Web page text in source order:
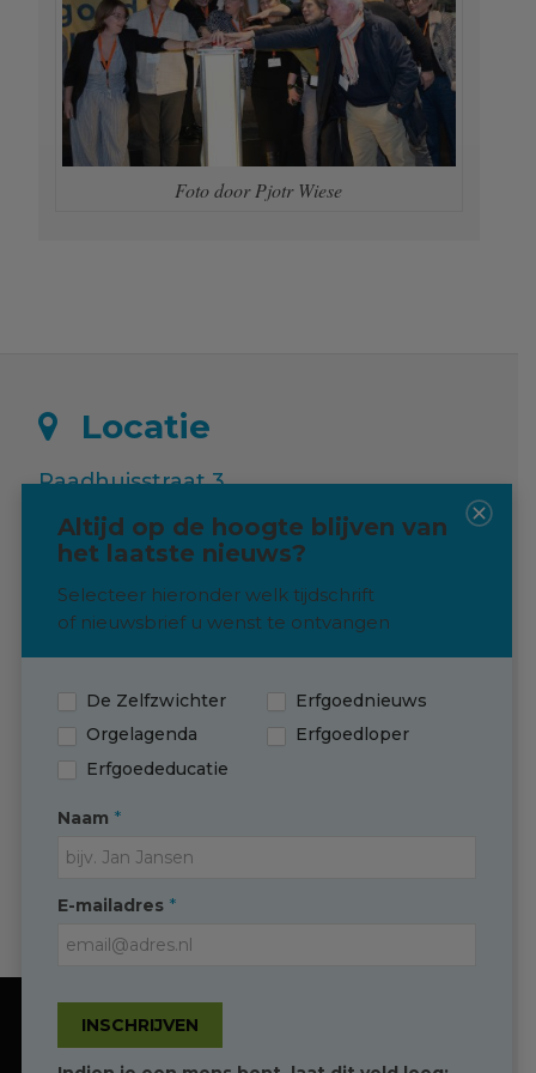
Onze website gebruikt cookies om de
Foto door Pjotr Wiese
Locatie
Raadhuisstraat 3
Langskomen? Dat kan!
Neem via de knop hieronder contact
met ons op om een afspraak in te
plannen
Contact
Contact
T (0595) 749 330
Altijd op de hoogte blijven van
het laatste nieuws?
Selecteer hieronder welk tijdschrift
of nieuwsbrief u wenst te ontvangen
De Zelfzwichter
Erfgoednieuws
Orgelagenda
Erfgoedloper
Erfgoededucatie
Naam *
E-mailadres *
INSCHRIJVEN